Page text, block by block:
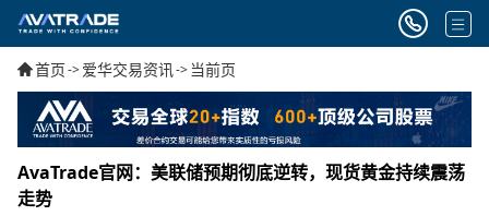
首页->爱华交易资讯-> 当前页
AvaTrade官网：美联储预期彻底逆转，现货黄金持续震荡
走势